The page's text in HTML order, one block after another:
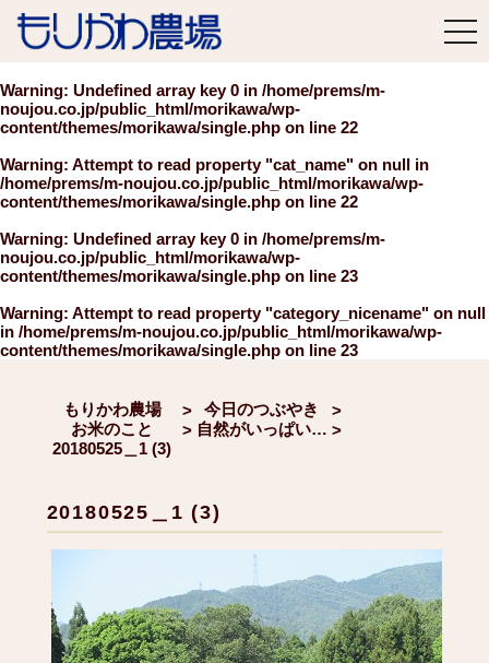
Warning: Undefined array key 0 in /home/prems/m-
noujou.co.jp/public_html/morikawa/wp-
content/themes/morikawa/single.php on line 22
Warning: Attempt to read property "cat_name" on null in
/home/prems/m-noujou.co.jp/public_html/morikawa/wp-
content/themes/morikawa/single.php on line 22
Warning: Undefined array key 0 in /home/prems/m-
noujou.co.jp/public_html/morikawa/wp-
content/themes/morikawa/single.php on line 23
Warning: Attempt to read property "category_nicename" on null
in /home/prems/m-noujou.co.jp/public_html/morikawa/wp-
content/themes/morikawa/single.php on line 23
もりかわ農場 > 今日のつぶやき
>
お米のこと
> 自然がいっぱい >
20180525＿1 (3)
20180525＿1 (3)